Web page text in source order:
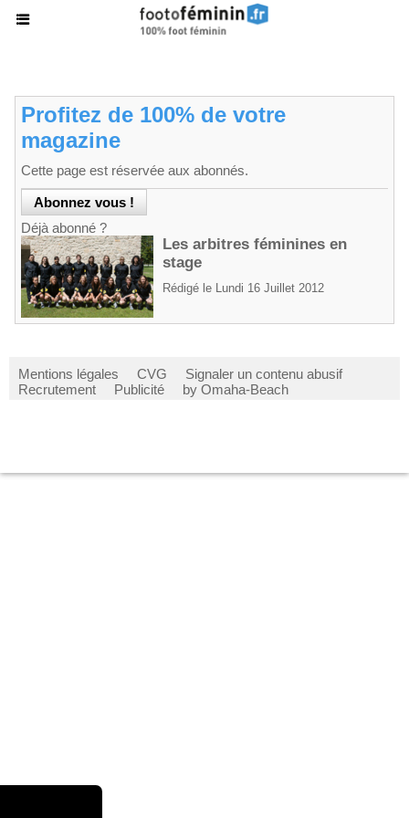
Profitez de 100% de votre
magazine
Cette page est réservée aux abonnés.
Déjà abonné ?
Les arbitres féminines en
stage
Rédigé le Lundi 16 Juillet 2012
Mentions légales CVG
Signaler un contenu abusif
Recrutement
Publicité by Omaha-Beach